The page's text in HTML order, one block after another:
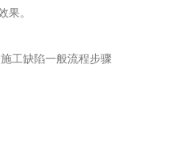
果。
工缺陷一般流程步骤